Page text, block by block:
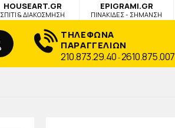
HOUSEART.GR
ΣΠΙΤΙ & ΔΙΑΚΟΣΜΗΣΗ
EPIGRAMI.GR
ΠΙΝΑΚΙΔΕΣ - ΣΗΜΑΝΣΗ
ΤΗΛΕΦΩΝΑ
ΠΑΡΑΓΓΕΛΙΩΝ
210.873.29.40 -2610.875.007